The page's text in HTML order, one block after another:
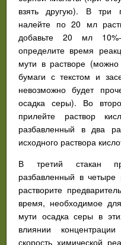
взять другую). В три
налейте по 20 мл
добавьте 20 мл
определите время
мути в растворе (можно
бумаги с текстом и
невозможно будет
осадка серы). Во
прилейте раствор
разбавленный в два
исходного раствора
В третий стакан
разбавленный в
растворите
время, необходимое
мути осадка серы в
влиянии
скорость химической